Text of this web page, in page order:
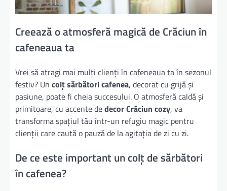
Creează o atmosferă magică de Crăciun în
cafeneaua ta
Vrei să atragi mai mulți clienți în cafeneaua ta în sezonul
festiv? Un colț sărbători cafenea, decorat cu grijă și
pasiune, poate fi cheia succesului. O atmosferă caldă și
primitoare, cu accente dedecor Crăciun cozy, va
transforma spațiul tău într-un refugiu magic pentru
clienții care caută o pauză de la agitația de zi cu zi.
De ce este important un colț de sărbători
în cafenea?